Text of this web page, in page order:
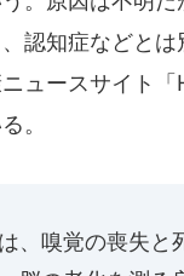
認知症などと
ュースサイト
。
、嗅覚の喪失